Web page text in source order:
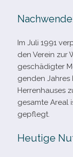
Im Juli 1991
den Verein zur
geschä­dig­ter
gen­den
Herrenhauses
gesamte Areal
gepflegt.
Heutige